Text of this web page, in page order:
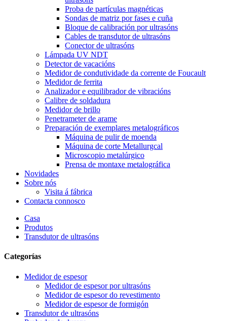
Proba de partículas magnéticas
Sondas de matriz por fases e cuña
Bloque de calibración por ultrasóns
Cables de transdutor de ultrasóns
Conector de ultrasóns
Lámpada UV NDT
Detector de vacacións
Medidor de condutividade da corrente de Foucault
Medidor de ferrita
Analizador e equilibrador de vibracións
Calibre de soldadura
Medidor de brillo
Penetrameter de arame
Preparación de exemplares metalográficos
Máquina de pulir de moenda
Máquina de corte Metallurgcal
Microscopio metalúrgico
Prensa de montaxe metalográfica
Novidades
Sobre nós
Visita á fábrica
Contacta connosco
Casa
Produtos
Transdutor de ultrasóns
Categorías
Medidor de espesor
Medidor de espesor por ultrasóns
Medidor de espesor do revestimento
Medidor de espesor de formigón
Transdutor de ultrasóns